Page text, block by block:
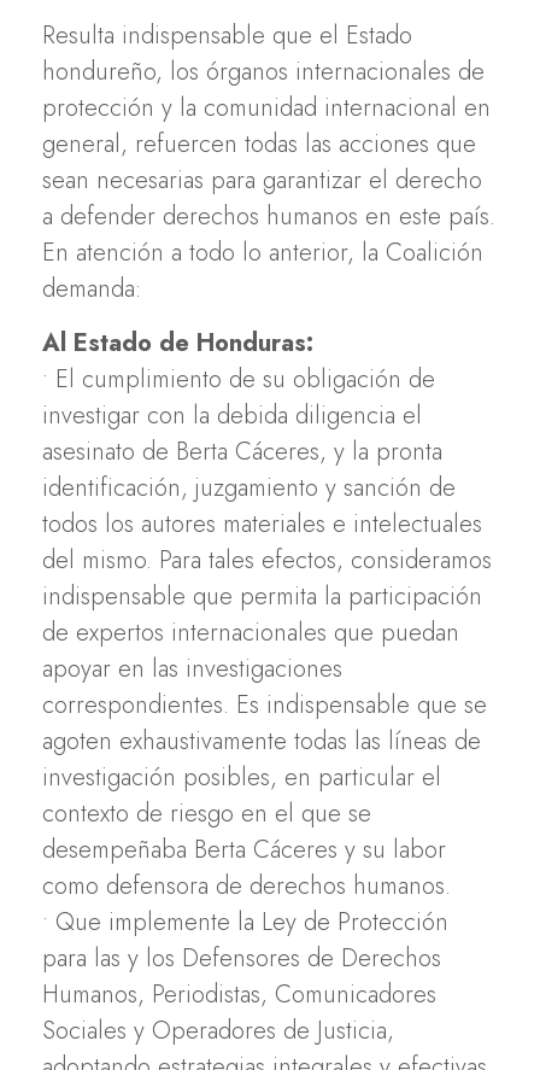
Resulta indispensable que el Estado
hondureño, los órganos internacionales de
protección y la comunidad internacional en
general, refuercen todas las acciones que
sean necesarias para garantizar el derecho
a defender derechos humanos en este país.
En atención a todo lo anterior, la Coalición
demanda:
Al Estado de Honduras:
• El cumplimiento de su obligación de
investigar con la debida diligencia el
asesinato de Berta Cáceres, y la pronta
identificación, juzgamiento y sanción de
todos los autores materiales e intelectuales
del mismo. Para tales efectos, consideramos
indispensable que permita la participación
de expertos internacionales que puedan
apoyar en las investigaciones
correspondientes. Es indispensable que se
agoten exhaustivamente todas las líneas de
investigación posibles, en particular el
contexto de riesgo en el que se
desempeñaba Berta Cáceres y su labor
como defensora de derechos humanos.
• Que implemente la Ley de Protección
para las y los Defensores de Derechos
Humanos, Periodistas, Comunicadores
Sociales y Operadores de Justicia,